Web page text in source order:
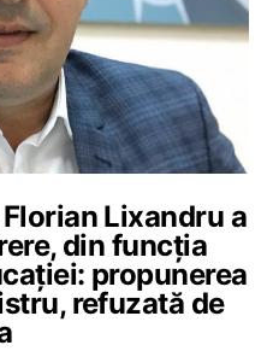
Lixandru a
din funcția
propunerea
refuzată de